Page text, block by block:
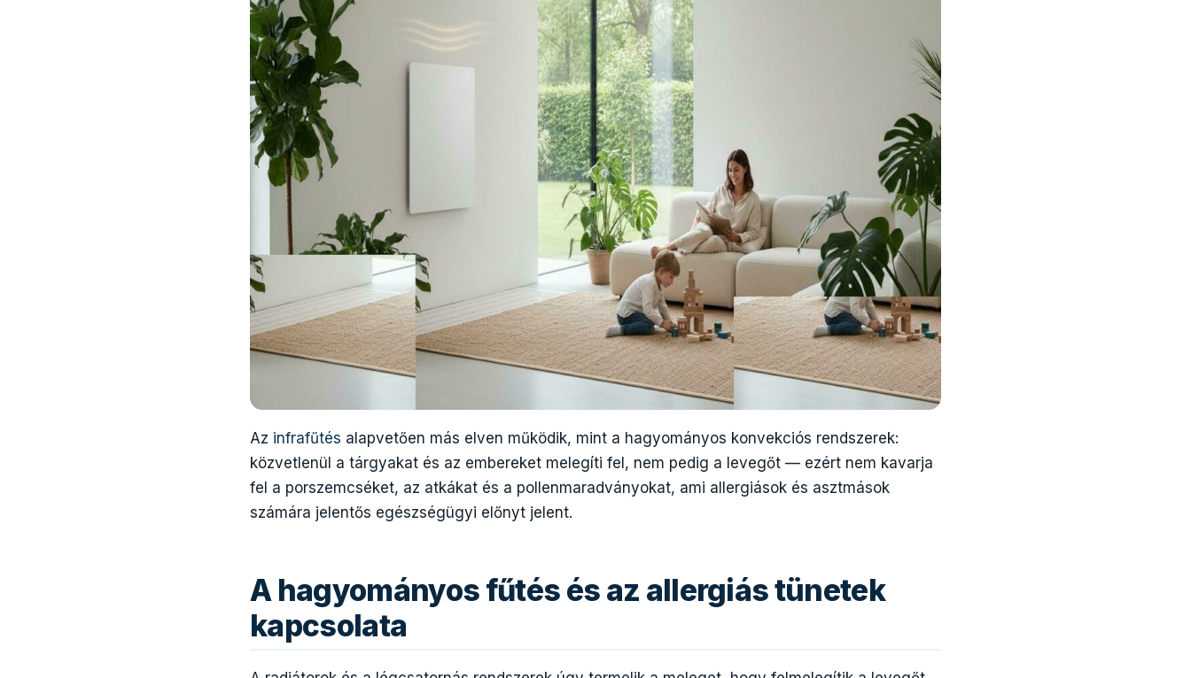
Az infrafűtés alapvetően más elven működik, mint a hagyományos konvekciós rendszerek:
közvetlenül a tárgyakat és az embereket melegíti fel, nem pedig a levegőt — ezért nem kavarja
fel a porszemcséket, az atkákat és a pollenmaradványokat, ami allergiások és asztmások
számára jelentős egészségügyi előnyt jelent.
A hagyományos fűtés és az allergiás tünetek
kapcsolata